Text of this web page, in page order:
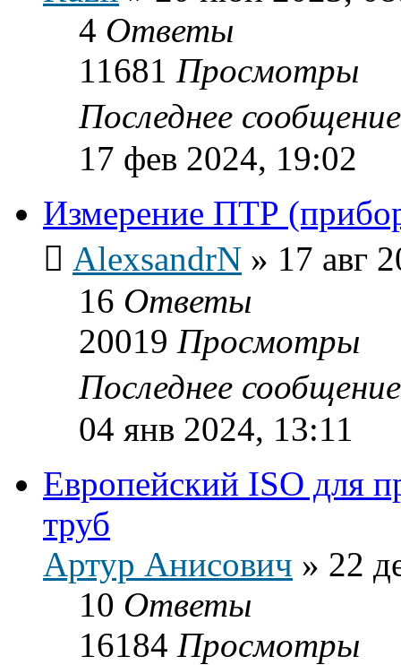
4 Ответы
11681 Просмотры
Последнее
17 фев 2024, 19:02
Измерение ПТР
AlexsandrN » 17 авг
16 Ответы
20019 Просмотры
Последнее
04 янв 2024, 13:11
Европейский ISO для
труб
Артур Анисович » 22
10 Ответы
16184 Просмотры